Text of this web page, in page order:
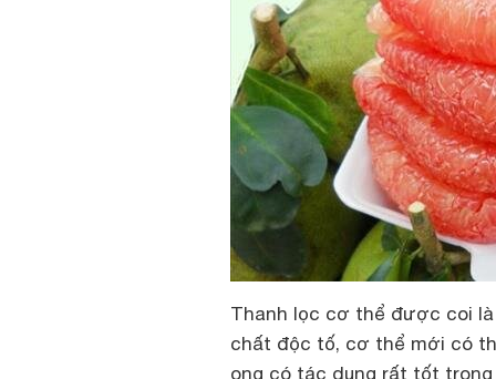
Thanh lọc cơ thể được coi
chất độc tố, cơ thể mới có
ong có tác dụng rất tốt